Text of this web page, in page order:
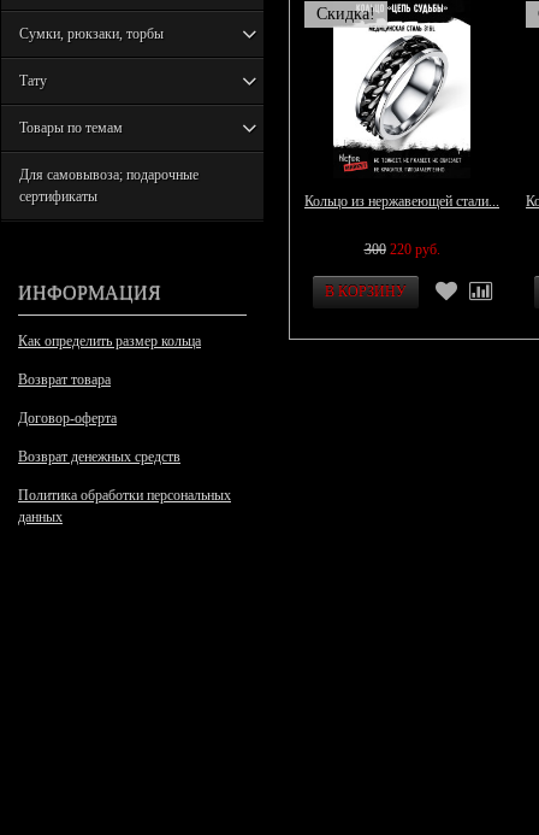
Сумки, рюкзаки, торбы
Тату
Товары по темам
Для самовывоза; подарочные
сертификаты
ИНФОРМАЦИЯ
Как определить размер кольца
Возврат товара
Договор-оферта
Возврат денежных средств
Политика обработки персональных
данных
Скидка!
Кольцо из нержавеющей стали...
300 220 руб.